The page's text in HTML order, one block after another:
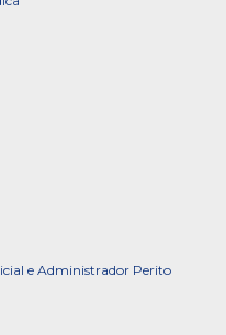
e Administrador Perito